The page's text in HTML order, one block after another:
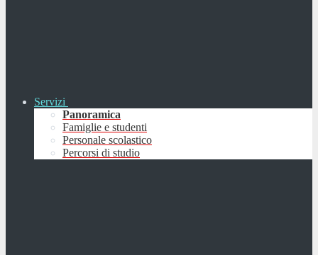
Servizi
Panoramica
Famiglie e studenti
Personale scolastico
Percorsi di studio